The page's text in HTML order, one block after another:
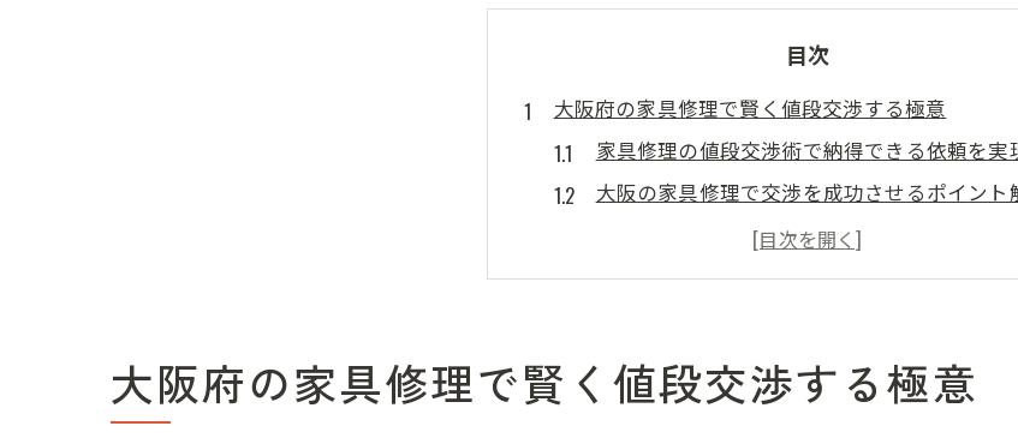
目次
大阪府の家具修理で賢く値段交渉する極意
家具修理の値段交渉術で納得できる依頼を実
大阪の家具修理で交渉を成功させるポイント
家具修理の見積もり比較で最適な価格を選ぶ
家具修理業者と信頼関係を築くコツと注意点
家具修理をお得に依頼するための実践知識
家具修理の費用を安く抑える依頼方法とヒント
大阪府の家具修理で賢く値段交渉する極意